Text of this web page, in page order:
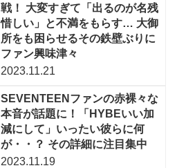
戦！ 大変すぎて「出るのが名残
惜しい」と不満をもらす… 大御
所をも困らせるその鉄壁ぶりに
ファン興味津々
2023.11.21
SEVENTEENファンの赤裸々な
本音が話題に！「HYBEいい加
減にして」いったい彼らに何
が・・？ その詳細に注目集中
2023.11.19